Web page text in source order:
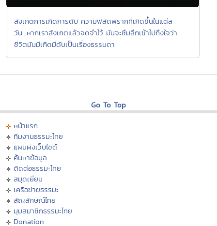
สังเกตการเกิดการดับ ความพลัดพรากที่เกิดขึ้นในแต่ละ
วัน...หากเราสังเกตแล้วจดจำไว้ มันจะซึมลึกเข้าไปถึงใจว่า
ชีวิตมันมีเกิดมีดับเป็นเรื่องธรรมดา
Go To Top
หน้าแรก
ทีมงานธรรมะไทย
แผนผังเว็บไซต์
ค้นหาข้อมูล
ติดต่อธรรมะไทย
สมุดเยี่ยม
เครือข่ายธรรมะ
สัญลักษณ์ไทย
มุมสมาชิกธรรมะไทย
Donation